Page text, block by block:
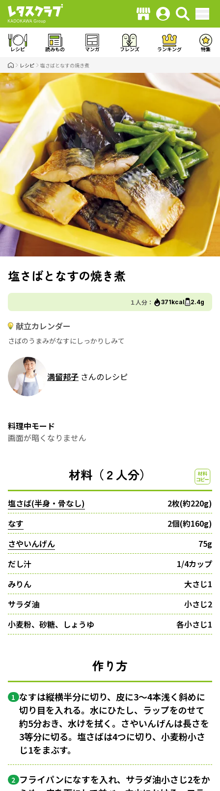
レシピ 読みもの マンガ フレンズ ランキング 特集
レシピ 塩さばとなすの焼き煮
塩さばとなすの焼き煮
１人分： 371kcal 2.4g
献立カレンダー
さばのうまみがなすにしっかりしみて
満留邦子 さんのレシピ
料理中モード
画面が暗くなりません
材料（２人分）
塩さば(半身・骨なし)
2枚(約220g)
なす
2個(約160g)
さやいんげん
75g
だし汁
1/4カップ
みりん
大さじ1
サラダ油
小さじ2
小麦粉、砂糖、しょうゆ
各小さじ1
作り方
1 なすは縦横半分に切り、皮に3～4本浅く斜めに
切り目を入れる。水にひたし、ラップをのせて
約5分おき、水けを拭く。さやいんげんは長さを
3等分に切る。塩さばは4つに切り、小麦粉小さ
じ1をまぶす。
2 フライパンになすを入れ、サラダ油小さじ2をか